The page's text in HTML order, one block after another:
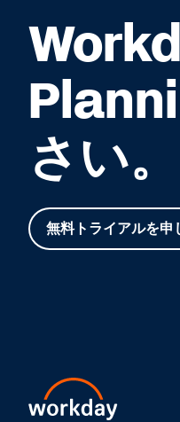
さい。
無料トライアルを申